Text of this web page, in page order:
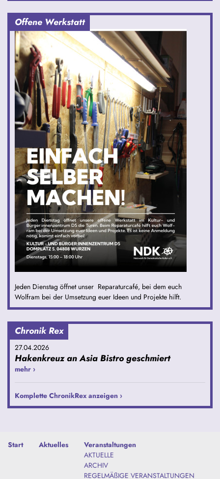
Offene Werkstatt
Jeden Dienstag öffnet unser Reparaturcafé, bei dem euch
Wolfram bei der Umsetzung euer Ideen und Projekte hilft.
Chronik Rex
27.04.2026
Hakenkreuz an Asia Bistro geschmiert
mehr ›
Komplette ChronikRex anzeigen ›
Start Aktuelles
Veranstaltungen
AKTUELLE
ARCHIV
REGELMÄßIGE VERANSTALTUNGEN